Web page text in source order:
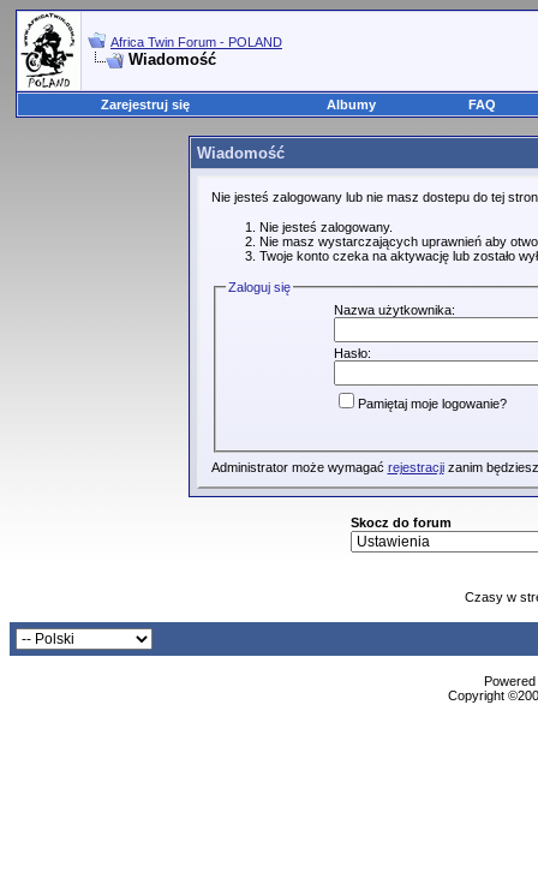
Africa Twin Forum - POLAND
Wiadomość
Zarejestruj się Albumy FAQ
Wiadomość
Nie jesteś zalogowany lub nie masz dostepu do tej
Nie jesteś zalogowany.
Nie masz wystarczających uprawnień aby
Twoje konto czeka na aktywację lub zostało
Zaloguj się
Nazwa użytkownika:
Hasło:
Pamiętaj moje logowanie?
Administrator może wymagać rejestracjizanim
Skocz do forum
Czasy w
Copyright